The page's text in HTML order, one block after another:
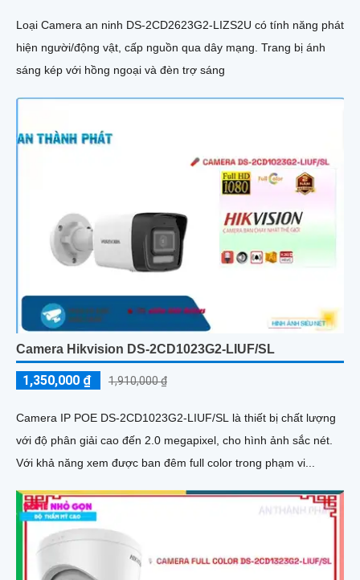
Loại Camera an ninh DS-2CD2623G2-LIZS2U có tính năng phát
hiện người/động vật, cấp nguồn qua dây mạng. Trang bị ánh
sáng kép với hồng ngoại và đèn trợ sáng
Camera Hikvision DS-2CD1023G2-LIUF/SL
1,350,000 ₫ 1,910,000 ₫
Camera IP POE DS-2CD1023G2-LIUF/SL là thiết bị chất lượng
với độ phân giải cao đến 2.0 megapixel, cho hình ảnh sắc nét.
Với khả năng xem được ban đêm full color trong phạm vi...